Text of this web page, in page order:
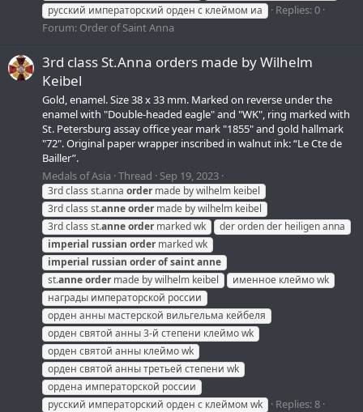
русский императорский орден с клеймом иа
Replies: 0
Forum: Order of Saint Anna
3rd class St.Anna orders made by Wilhelm
Keibel
Gold, enamel. Size 38 x 33 mm. Marked on reverse under the
enamel with "Double-headed eagle" and "WK", ring marked with
St. Petersburg assay office year mark "1855" and gold hallmark
"72". Original paper wrapper inscribed in walnut ink: “Le Cte de
Bailler”.
Medals of Asia Thread Sep 19, 2023
3rd class st.anna ordermade by wilhelm keibel
3rd class st.anneordermade by wilhelm keibel
3rd class st.anneordermarked wk
der orden der heiligen anna
imperial russian ordermarked wk
imperial russian orderofsaintanne
st.anneordermade by wilhelm keibel
именное клеймо wk
награды императорской россии
орден анны мастерской вильгельма кейбеля
орден святой анны 3-й степени клеймо wk
орден святой анны клеймо wk
орден святой анны третьей степени wk
ордена императорской россии
русский императорский орден с клеймом wk
Replies: 8